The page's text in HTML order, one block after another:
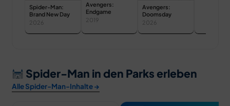
Spider-Man:
Brand New Day
2026
Avengers:
Endgame
2019
Avengers:
Doomsday
2026
Spider-Man in den Parks erleben
Alle Spider-Man-Inhalte →